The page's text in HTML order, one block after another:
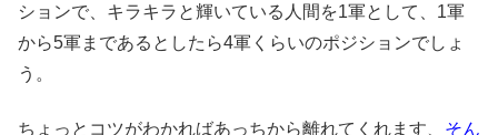
ションで、キラキラと輝いている人間を1軍として、1軍
から5軍まであるとしたら4軍くらいのポジションでしょ
う。
ちょっとコツがわかればあっちから離れてくれます、 そん